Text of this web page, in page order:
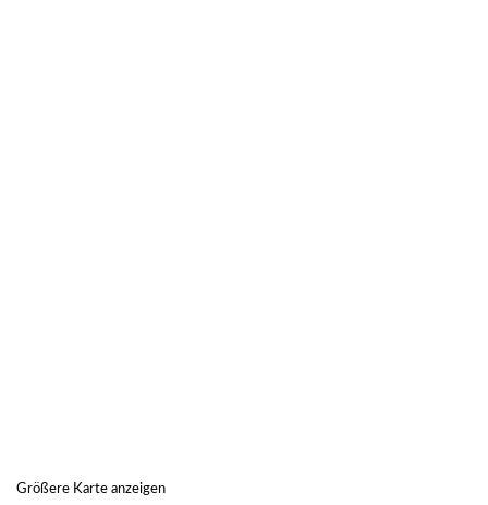
Größere Karte anzeigen